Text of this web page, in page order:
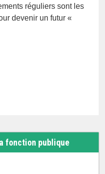
réguliers sont les
devenir un futur «
fonction publique